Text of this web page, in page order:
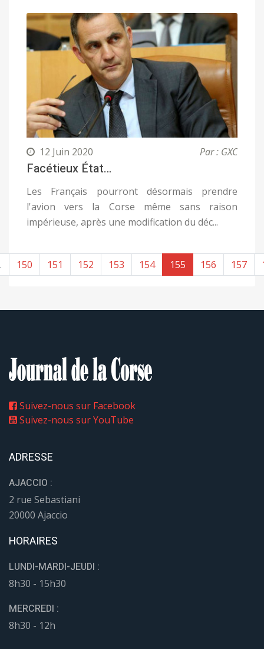
12 Juin 2020 Par : GXC
Facétieux État…
Les Français pourront désormais prendre
l'avion vers la Corse même sans raison
impérieuse, après une modification du déc...
150 151 152 153 154 155 156 157
Suivez-nous sur Facebook
Suivez-nous sur YouTube
ADRESSE
AJACCIO :
2 rue Sebastiani
20000 Ajaccio
HORAIRES
LUNDI-MARDI-JEUDI :
8h30 - 15h30
MERCREDI :
8h30 - 12h